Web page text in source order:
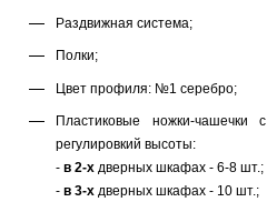
Раздвижная система;
Полки;
Цвет профиля: №1 серебро;
Пластиковые ножки-чашечки с
регулировкий высоты:
- в 2-х дверных шкафах - 6-8 шт.;
- в 3-х дверных шкафах - 10 шт.;